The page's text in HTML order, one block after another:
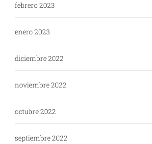
febrero 2023
enero 2023
diciembre 2022
noviembre 2022
octubre 2022
septiembre 2022